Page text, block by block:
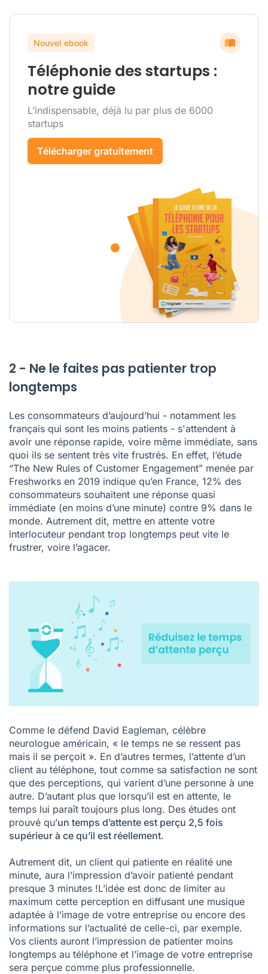
Nouvel ebook
Téléphonie des startups :
notre guide
L’indispensable, déjà lu par plus de 6000
startups
Télécharger gratuitement
2 - Ne le faites pas patienter trop
longtemps
Les consommateurs d’aujourd’hui - notamment les
français qui sont les moins patients - s'attendent à
avoir une réponse rapide, voire même immédiate, sans
quoi ils se sentent très vite frustrés. En effet, l’étude
“The New Rules of Customer Engagement” menée par
Freshworks en 2019 indique qu’en France, 12% des
consommateurs souhaitent une réponse quasi
immédiate (en moins d’une minute) contre 9% dans le
monde. Autrement dit, mettre en attente votre
interlocuteur pendant trop longtemps peut vite le
frustrer, voire l’agacer.
Comme le défend David Eagleman, célèbre
neurologue américain, « le temps ne se ressent pas
mais il se perçoit ». En d’autres termes, l’attente d’un
client au téléphone, tout comme sa satisfaction ne sont
que des perceptions, qui varient d’une personne à une
autre. D’autant plus que lorsqu’il est en attente, le
temps lui paraît toujours plus long. Des études ont
prouvé qu’un temps d’attente est perçu 2,5 fois
supérieur à ce qu’il est réellement.
Autrement dit, un client qui patiente en réalité une
minute, aura l’impression d’avoir patienté pendant
presque 3 minutes !L’idée est donc de limiter au
maximum cette perception en diffusant une musique
adaptée à l’image de votre entreprise ou encore des
informations sur l’actualité de celle-ci, par exemple.
Vos clients auront l’impression de patienter moins
longtemps au téléphone et l’image de votre entreprise
sera perçue comme plus professionnelle.